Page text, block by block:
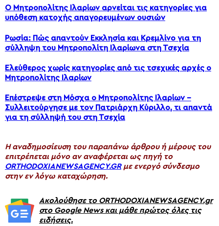
Ο Μητροπολίτης Ιλαρίων αρνείται τις κατηγορίες για
υπόθεση κατοχής απαγορευμένων ουσιών
Ρωσία: Πώς απαντούν Εκκλησία και Κρεμλίνο για τη
σύλληψη του Μητροπολίτη Ιλαρίωνα στη Τσεχία
Ελεύθερος χωρίς κατηγορίες από τις τσεχικές αρχές ο
Μητροπολίτης Ιλαρίων
Επέστρεψε στη Μόσχα ο Μητροπολίτης Ιλαρίων –
Συλλειτούργησε με τον Πατριάρχη Κύριλλο, τι απαντά
για τη σύλληψή του στη Τσεχία
H αναδημοσίευση του παραπάνω άρθρου ή μέρους του
επιτρέπεται μόνο αν αναφέρεται ως πηγή το
ORTHODOXIANEWSAGENCY.GRμε ενεργό σύνδεσμο
στην εν λόγω καταχώρηση.
Ακολούθησε το ORTHODOXIANEWSAGENCY.gr
στο Google News και μάθε πρώτος όλες τις
ειδήσεις.